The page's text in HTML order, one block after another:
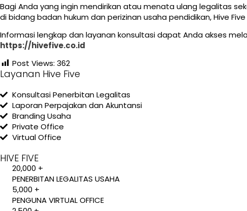
Bagi Anda yang ingin mendirikan atau menata ulang legalitas
di bidang badan hukum dan perizinan usaha pendidikan, Hive
Informasi lengkap dan layanan konsultasi dapat Anda akses
https://hivefive.co.id
Post Views: 362
Layanan Hive Five
Konsultasi Penerbitan Legalitas
Laporan Perpajakan dan Akuntansi
Branding Usaha
Private Office
Virtual Office
HIVE FIVE
20,000 +
PENERBITAN LEGALITAS USAHA
5,000 +
PENGUNA VIRTUAL OFFICE